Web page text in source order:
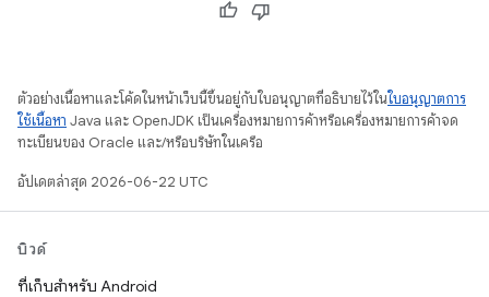
ตัวอย่างเนื้อหาและโค้ดในหน้าเว็บนี้ขึ้นอยู่กับใบอนุญาตที่อธิบายไว้ในใบอนุญาตการ
ใช้เนื้อหา Java และ OpenJDK เป็นเครื่องหมายการค้าหรือเครื่องหมายการค้าจด
ทะเบียนของ Oracle และ/หรือบริษัทในเครือ
อัปเดตล่าสุด 2026-06-22 UTC
บิวด์
ที่เก็บสำหรับ Android